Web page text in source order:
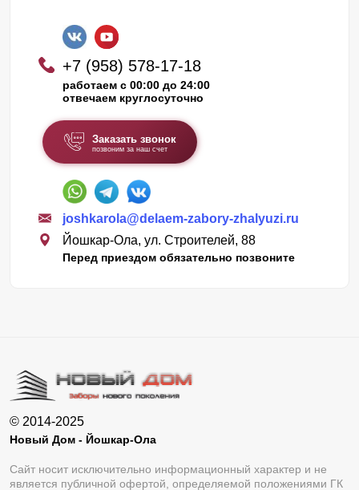
+7 (958) 578-17-18
работаем с 00:00 до 24:00
отвечаем круглосуточно
Заказать звонок
позвоним за наш счет
joshkarola@delaem-zabory-zhalyuzi.ru
Йошкар-Ола, ул. Строителей, 88
Перед приездом обязательно позвоните
© 2014-2025
Новый Дом - Йошкар-Ола
Сайт носит исключительно информационный характер и не
является публичной офертой, определяемой положениями ГК